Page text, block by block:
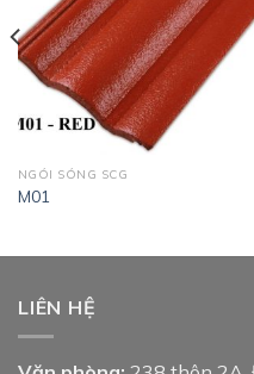
NGÓI SÓNG SCG
M01
LIÊN HỆ